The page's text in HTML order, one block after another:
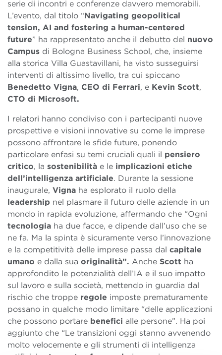
serie di incontri e conferenze davvero memorabili.
L’evento, dal titolo “Navigating geopolitical
tension, AI and fostering a human-centered
future” ha rappresentato anche il debutto del nuovo
Campus di Bologna Business School, che, insieme
alla storica Villa Guastavillani, ha visto susseguirsi
interventi di altissimo livello, tra cui spiccano
Benedetto Vigna, CEO di Ferrari, e Kevin Scott,
CTO di Microsoft.
I relatori hanno condiviso con i partecipanti nuove
prospettive e visioni innovative su come le imprese
possono affrontare le sfide future, ponendo
particolare enfasi su temi cruciali quali il pensiero
critico, la sostenibilità e le implicazioni etiche
dell’intelligenza artificiale. Durante la sessione
inaugurale, Vigna ha esplorato il ruolo della
leadership nel plasmare il futuro delle aziende in un
mondo in rapida evoluzione, affermando che “Ogni
tecnologia ha due facce, e dipende dall’uso che se
ne fa. Ma la spinta è sicuramente verso l’innovazione
e la competitività delle imprese passa dal capitale
umano e dalla sua originalità”. Anche Scott ha
approfondito le potenzialità dell’IA e il suo impatto
sul lavoro e sulla società, mettendo in guardia dal
rischio che troppe regole imposte prematuramente
possano in qualche modo limitare “delle applicazioni
che possono portare benefici alle persone”. Ha poi
aggiunto che “Le transizioni oggi stanno avvenendo
molto velocemente e gli strumenti di intelligenza